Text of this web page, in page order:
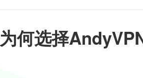
为何选择